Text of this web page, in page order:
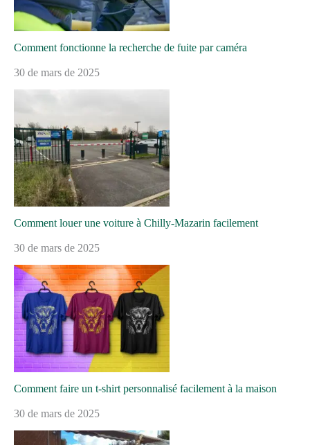
Comment fonctionne la recherche de fuite par caméra
30 de mars de 2025
Comment louer une voiture à Chilly-Mazarin facilement
30 de mars de 2025
Comment faire un t-shirt personnalisé facilement à la maison
30 de mars de 2025